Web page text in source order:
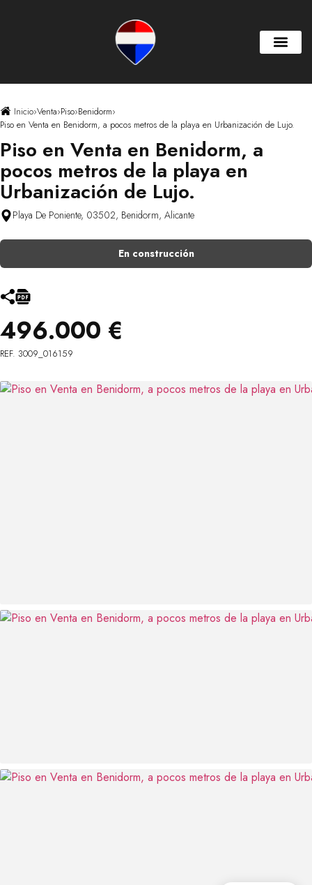
Inicio›Venta›Piso›Benidorm›
Piso en Venta en Benidorm, a pocos metros de la playa en Urbanización de Lujo.
Piso en Venta en Benidorm, a
pocos metros de la playa en
Urbanización de Lujo.
Playa De Poniente, 03502, Benidorm, Alicante
En construcción
496.000 €
REF. 3009_016159